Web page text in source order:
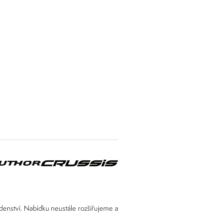
Nabídku neustále rozšiřujeme a